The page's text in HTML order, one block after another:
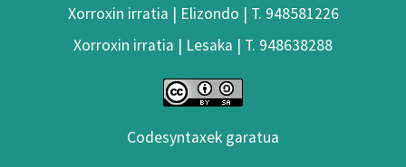
Xorroxin irratia | Elizondo | T. 948581226
Xorroxin irratia | Lesaka | T. 948638288
Codesyntaxek garatua